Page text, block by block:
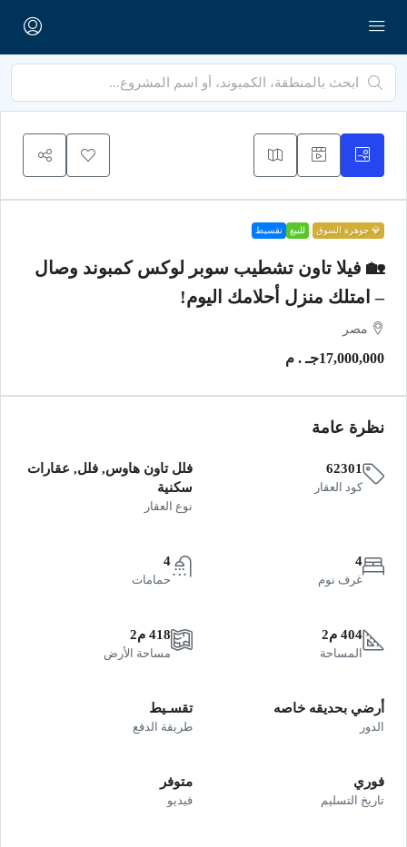
💎 جوهرة السوق للبيع تقسيط
🏡 فيلا تاون تشطيب سوبر لوكس كمبوند وصال
– امتلك منزل أحلامك اليوم!
مصر
17,000,000جـ . م
نظرة عامة
62301
كود العقار
فلل تاون هاوس, فلل, عقارات
سكنية
نوع العقار
4
غرف نوم
4
حمامات
404 م2
المساحة
418 م2
مساحة الأرض
أرضي بحديقه خاصه
الدور
تقسـيط
طريقة الدفع
فوري
تاريخ التسليم
متوفر
فيديو